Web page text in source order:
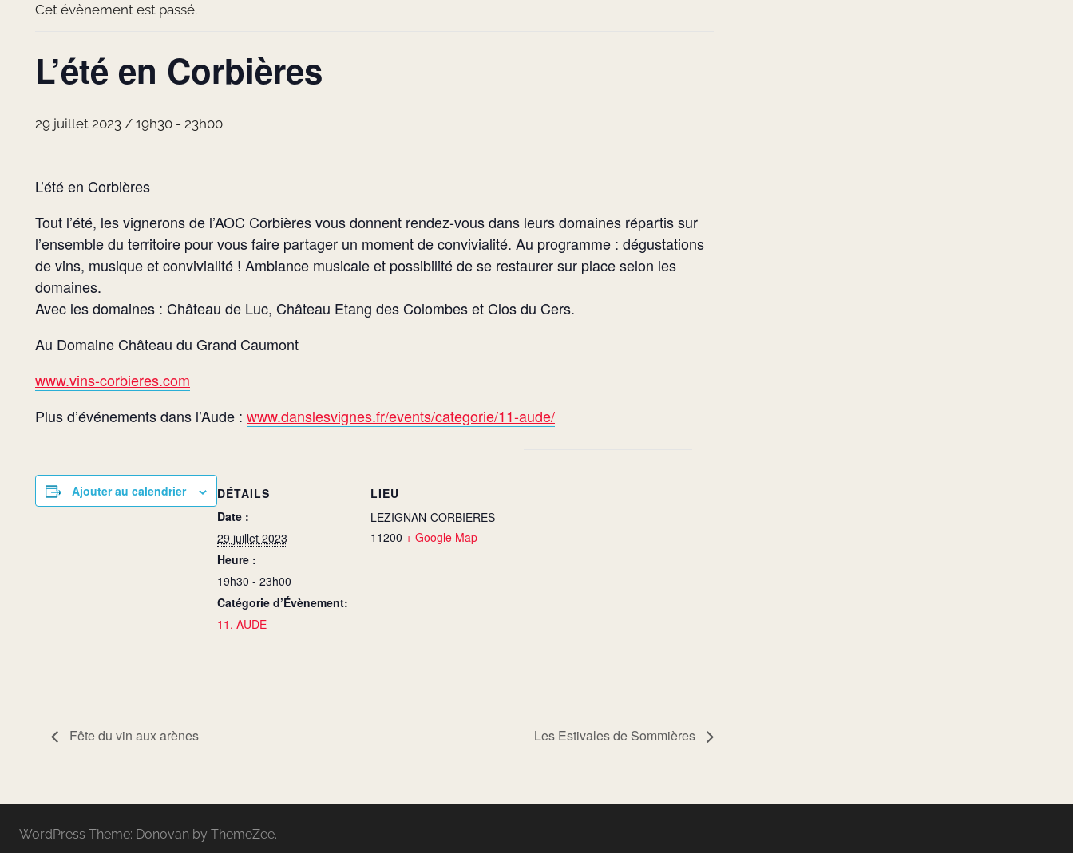
Cet évènement est passé.
L’été en Corbières
29 juillet 2023 / 19h30 - 23h00
L’été en Corbières
Tout l’été, les vignerons de l’AOC Corbières vous donnent rendez-vous dans leurs domaines répartis sur
l’ensemble du territoire pour vous faire partager un moment de convivialité. Au programme : dégustations
de vins, musique et convivialité ! Ambiance musicale et possibilité de se restaurer sur place selon les
domaines.
Avec les domaines : Château de Luc, Château Etang des Colombes et Clos du Cers.
Au Domaine Château du Grand Caumont
www.vins-corbieres.com
Plus d’événements dans l’Aude : www.danslesvignes.fr/events/categorie/11-aude/
Ajouter au calendrier
DÉTAILS
Date :
29 juillet 2023
Heure :
19h30 - 23h00
Catégorie d’Évènement:
11. AUDE
LIEU
LEZIGNAN-CORBIERES
11200 + Google Map
Fête du vin aux arènes Les Estivales de Sommières
WordPress Theme: Donovan by ThemeZee.